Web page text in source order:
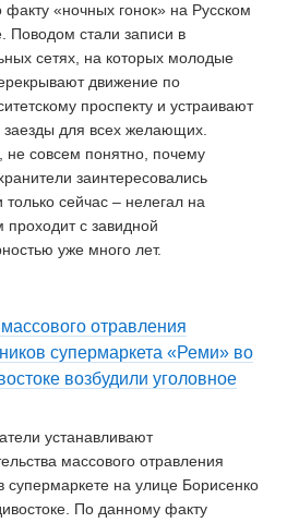
факту «ночных гонок» на Русском
Поводом стали записи в
сетях, на которых молодые
движение по
проспекту и устраивают
для всех желающих.
не совсем понятно, почему
заинтересовались
только сейчас – нелегал на
проходит с завидной
уже много лет.
отравления
супермаркета «Реми» во
возбудили уголовное
устанавливают
массового отравления
супермаркете на улице Борисенко
По данному факту